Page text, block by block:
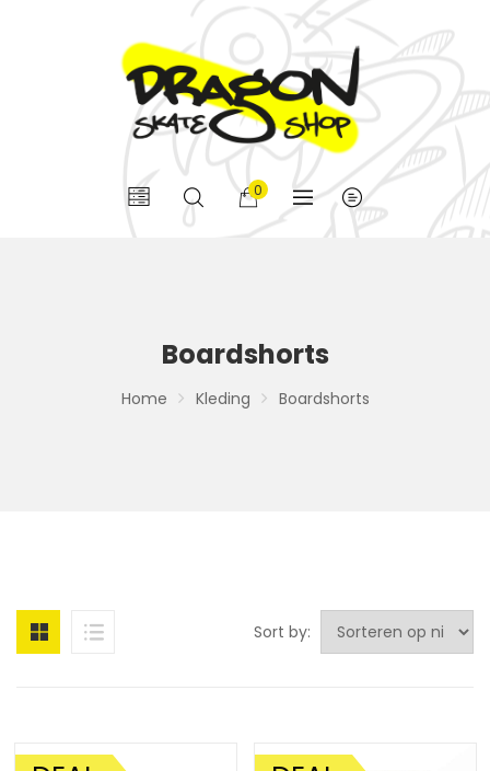
0
Boardshorts
Home Kleding Boardshorts
Sort by: